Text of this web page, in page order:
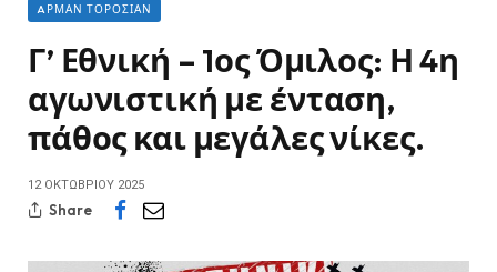
AΡΜΑΝ ΤΟΡΟΣΙΆΝ
Γ’ Εθνική – 1ος Όμιλος: Η 4η
αγωνιστική με ένταση,
πάθος και μεγάλες νίκες.
12 ΟΚΤΩΒΡΊΟΥ 2025
Share